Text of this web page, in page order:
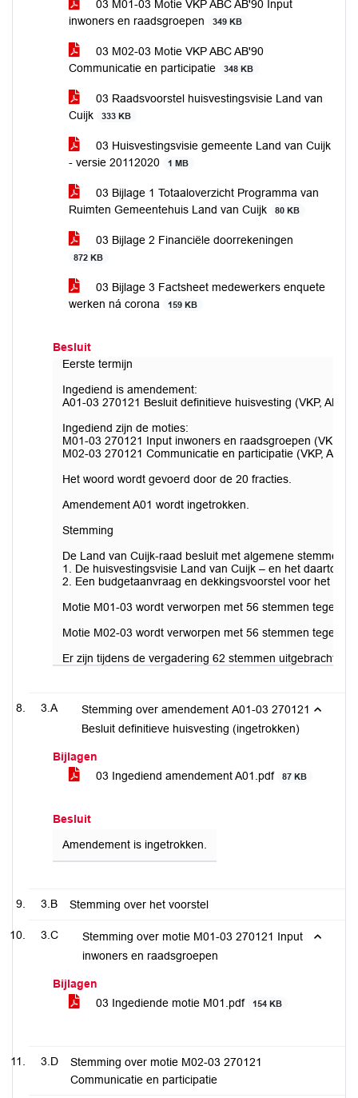
03 M01-03 Motie VKP ABC AB'90 Input
inwoners en raadsgroepen
349 KB
03 M02-03 Motie VKP ABC AB'90
Communicatie en participatie
348 KB
03 Raadsvoorstel huisvestingsvisie Land van
Cuijk
333 KB
03 Huisvestingsvisie gemeente Land van Cuijk
- versie 20112020
1 MB
03 Bijlage 1 Totaaloverzicht Programma van
Ruimten Gemeentehuis Land van Cuijk
80 KB
03 Bijlage 2 Financiële doorrekeningen
872 KB
03 Bijlage 3 Factsheet medewerkers enquete
werken ná corona
159 KB
Besluit
Eerste termijn
Ingediend is amendement:
A01-03 270121 Besluit definitieve huisvesting (VKP, AB'90)
Ingediend zijn de moties:
M01-03 270121 Input inwoners en raadsgroepen (VKP,
M02-03 270121 Communicatie en participatie (VKP, ABC,
Het woord wordt gevoerd door de 20 fracties.
Amendement A01 wordt ingetrokken.
Stemming
De Land van Cuijk-raad besluit met algemene stemmen:
1. De huisvestingsvisie Land van Cuijk – en het daartoe
2. Een budgetaanvraag en dekkingsvoorstel voor het
Motie M01-03 wordt verworpen met 56 stemmen tegen
Motie M02-03 wordt verworpen met 56 stemmen tegen
Er zijn tijdens de vergadering 62 stemmen uitgebracht in
3.A
Stemming over amendement A01-03 270121
Besluit definitieve huisvesting (ingetrokken)
Bijlagen
03 Ingediend amendement A01.pdf
87 KB
Besluit
Amendement is ingetrokken.
3.B Stemming over het voorstel
3.C
Stemming over motie M01-03 270121 Input
inwoners en raadsgroepen
Bijlagen
03 Ingediende motie M01.pdf
154 KB
3.D
Stemming over motie M02-03 270121
Communicatie en participatie